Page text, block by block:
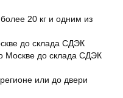
20 кг и одним из
до склада СДЭК
Москве до склада СДЭК
или до двери